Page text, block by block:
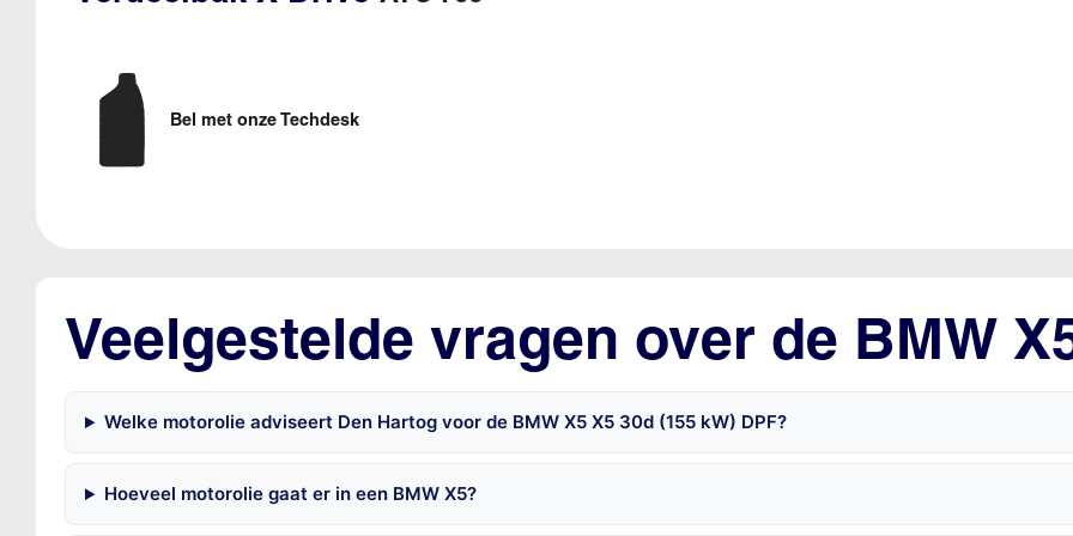
Bel met onze Techdesk
Veelgestelde vragen over de BMW
Welke motorolie adviseert Den Hartog voor de BMW X5 X5 30d (155 kW) DPF?
Hoeveel motorolie gaat er in een BMW X5?